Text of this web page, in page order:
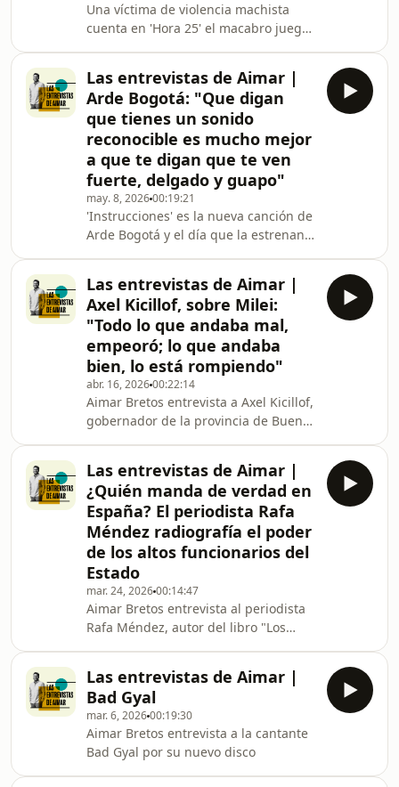
Una víctima de violencia machista
cuenta en 'Hora 25' el macabro juego
antojo la pulsera telemática que en
teoría sirve para protegerla
Las entrevistas de Aimar |
Arde Bogotá: "Que digan
que tienes un sonido
reconocible es mucho mejor
a que te digan que te ven
fuerte, delgado y guapo"
may. 8, 202600:19:21
'Instrucciones' es la nueva canción de
Arde Bogotá y el día que la estrenan
Esteban y José Ángel Mercader) han
visitado Hora 25 para hablar con
Aimar Bretos de este nuevo
lanzamiento y de lo que será su
próximo disco, aún sin fecha.&nbsp;
Las entrevistas de Aimar |
Axel Kicillof, sobre Milei:
"Todo lo que andaba mal,
empeoró; lo que andaba
bien, lo está rompiendo"
abr. 16, 202600:22:14
Aimar Bretos entrevista a Axel Kicillof,
gobernador de la provincia de Buenos
como Yolanda Díaz.Mañana, Pedro
Sánchez hará de anfitrión en una
cumbre que organiza la Internacional
Socialista y el sábado, Sánchez y Lula
van a reunir a una docena de líderes
de izquierda, como el colombiano
Gustavo Petro o la mexicana Claudia
Sche
Las entrevistas de Aimar |
¿Quién manda de verdad en
España? El periodista Rafa
Méndez radiografía el poder
de los altos funcionarios del
Estado
mar. 24, 202600:14:47
Aimar Bretos entrevista al periodista
Rafa Méndez, autor del libro "Los
Las entrevistas de Aimar |
Bad Gyal
mar. 6, 202600:19:30
Aimar Bretos entrevista a la cantante
Bad Gyal por su nuevo disco